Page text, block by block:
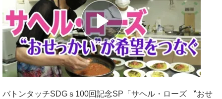
バトンタッチSDGｓ100回記念SP「サヘル・ローズ 〝おせ